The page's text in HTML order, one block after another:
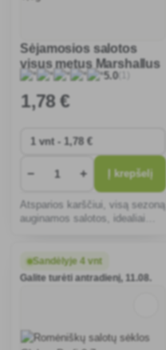
Sėjamosios salotos
visus metus Marshallus
Profi field 0,5g5.0(1)
1,78 €
− + Į krepšelį
Atsparios karščiui, visą sezoną
auginamos salotos, idealiai
ir skanias galvas, tinkamas
auginti įvairiose klimato zonose
Sandėlyje 4 vnt
Galite turėti antradienį, 11.08.